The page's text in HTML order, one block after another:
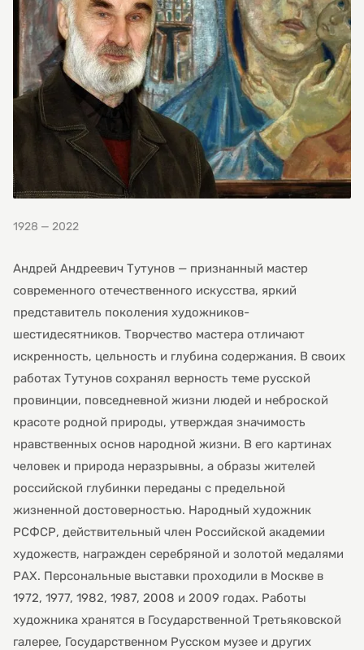
1928 — 2022
Андрей Андреевич Тутунов — признанный мастер
современного отечественного искусства, яркий
представитель поколения художников-
шестидесятников. Творчество мастера отличают
искренность, цельность и глубина содержания. В своих
работах Тутунов сохранял верность теме русской
провинции, повседневной жизни людей и неброской
красоте родной природы, утверждая значимость
нравственных основ народной жизни. В его картинах
человек и природа неразрывны, а образы жителей
российской глубинки переданы с предельной
жизненной достоверностью. Народный художник
РСФСР, действительный член Российской академии
художеств, награжден серебряной и золотой медалями
РАХ. Персональные выставки проходили в Москве в
1972, 1977, 1982, 1987, 2008 и 2009 годах. Работы
художника хранятся в Государственной Третьяковской
галерее, Государственном Русском музее и других